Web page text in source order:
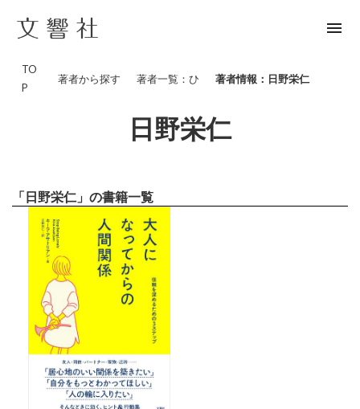
menu
TO
P
著者から探す 著者一覧：ひ 著者情報：日野栄仁
日野栄仁
「日野栄仁」の書籍一覧